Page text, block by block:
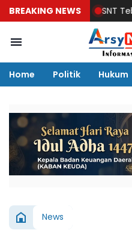
BREAKING NEWSSNT Tebo
Home Politik Hukum
News